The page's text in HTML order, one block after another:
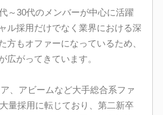
～30代のメンバーが中心に活躍
ル採用だけでなく業界における深
方もオファーになっているため、
広がってきています。
、アビームなど大手総合系ファ
量採用に転じており、第二新卒